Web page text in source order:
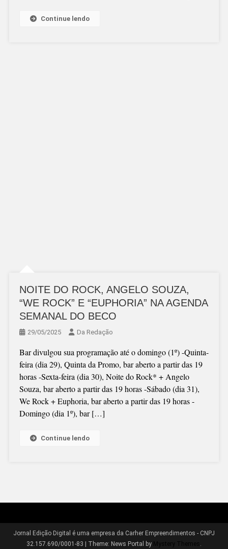
Continue lendo
NOITE DO ROCK, ANGELO SOUZA,
“WE ROCK” E “EUPHORIA” NA AGENDA
SEMANAL DO BECO
29/05/2025 Da Redação
Bar divulgou sua programação até o domingo (1º) -Quinta-
feira (dia 29), Quinta da Promo, bar aberto a partir das 19
horas -Sexta-feira (dia 30), Noite do Rock* + Angelo
Souza, bar aberto a partir das 19 horas -Sábado (dia 31),
We Rock + Euphoria, bar aberto a partir das 19 horas -
Domingo (dia 1º), bar […]
Continue lendo
Jornal Edição Digital é uma empresa da Carher Empreendimentos - CNPJ
32.157.690/0001-83
Theme: News Portal by Mystery Themes .